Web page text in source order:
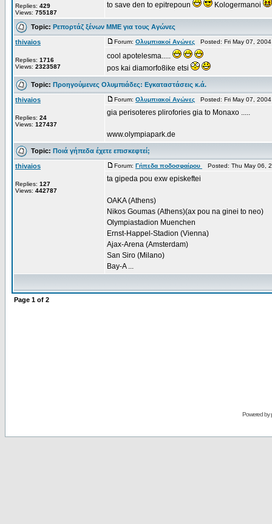
Replies: 429
Views: 755187
to save den to epitrepoun Kologermanoi
Topic: Ρεπορτάζ ξένων ΜΜΕ για τους Αγώνες
thivaios
Replies: 1716
Views: 2323587
Forum: Ολυμπιακοί Αγώνες Posted: Fri May 07,
cool apotelesma.....
pos kai diamorfo8ike etsi
Topic: Προηγούμενες Ολυμπιάδες: Εγκαταστάσεις κ.ά.
thivaios
Replies: 24
Views: 127437
Forum: Ολυμπιακοί Αγώνες Posted: Fri May 07,
gia perisoteres plirofories gia to Monaxo .....
www.olympiapark.de
Topic: Ποιά γήπεδα έχετε επισκεφτεί;
thivaios
Replies: 127
Views: 442787
Forum: Γήπεδα ποδοσφαίρου Posted: Thu May 06,
ta gipeda pou exw episkeftei
OAKA (Athens)
Nikos Goumas (Athens)(ax pou na ginei to neo)
Olympiastadion Muenchen
Ernst-Happel-Stadion (Vienna)
Ajax-Arena (Amsterdam)
San Siro (Milano)
Bay-A ...
Page 1 of 2
Powered by